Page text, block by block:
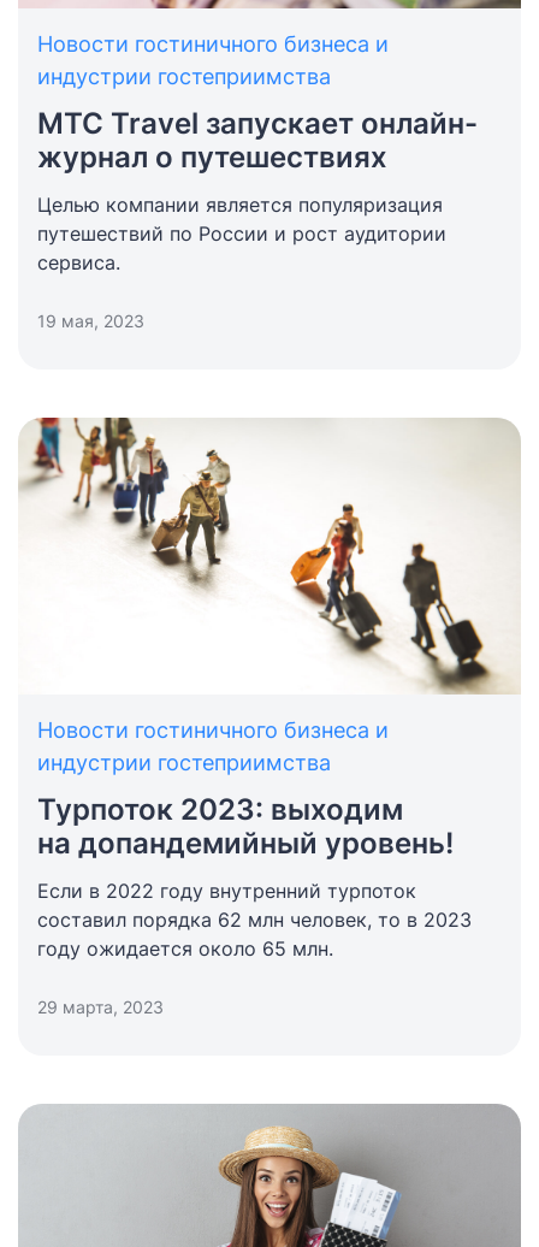
Новости гостиничного бизнеса и
индустрии гостеприимства
МТС Travel запускает онлайн-
журнал о путешествиях
Целью компании является популяризация
путешествий по России и рост аудитории
сервиса.
19 мая, 2023
Новости гостиничного бизнеса и
индустрии гостеприимства
Турпоток 2023: выходим
на допандемийный уровень!
Если в 2022 году внутренний турпоток
составил порядка 62 млн человек, то в 2023
году ожидается около 65 млн.
29 марта, 2023